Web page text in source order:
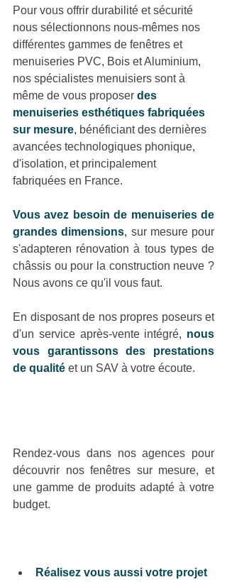
Pour vous offrir durabilité et sécurité
nous sélectionnons nous-mêmes nos
différentes gammes de fenêtres et
menuiseries PVC, Bois et Aluminium,
nos spécialistes menuisiers sont à
même de vous proposer des
menuiseries esthétiques fabriquées
sur mesure, bénéficiant des dernières
avancées technologiques phonique,
d'isolation, et principalement
fabriquées en France.
Vous avez besoin de menuiseries de
grandes dimensions, sur mesure pour
s'adapteren rénovation à tous types de
châssis ou pour la construction neuve ?
Nous avons ce qu'il vous faut.
En disposant de nos propres poseurs et
d'un service après-vente intégré, nous
vous garantissons des prestations
de qualité et un SAV à votre écoute.
Rendez-vous dans nos agences pour
découvrir nos fenêtres sur mesure, et
une gamme de produits adapté à votre
budget.
Réalisez vous aussi votre projet